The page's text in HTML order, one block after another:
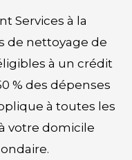
Services à la
de nettoyage de
à un crédit
% des dépenses
à toutes les
votre domicile